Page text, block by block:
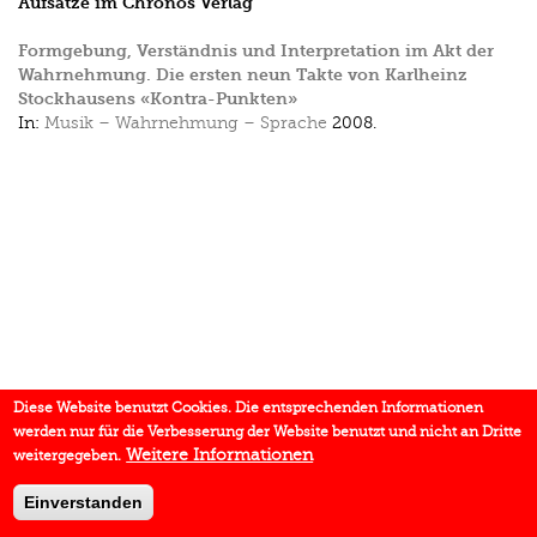
Formgebung, Verständnis und Interpretation im Akt der
Wahrnehmung. Die ersten neun Takte von Karlheinz
Stockhausens «Kontra-Punkten»
In: Musik – Wahrnehmung – Sprache 2008.
Diese Website benutzt Cookies. Die entsprechenden Informationen
werden nur für die Verbesserung der Website benutzt und nicht an Dritte
weitergegeben. Weitere Informationen
Einverstanden